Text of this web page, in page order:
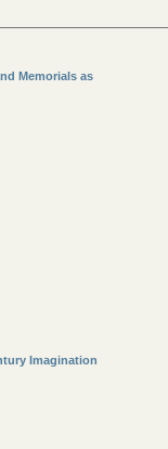
Memorials as
Imagination